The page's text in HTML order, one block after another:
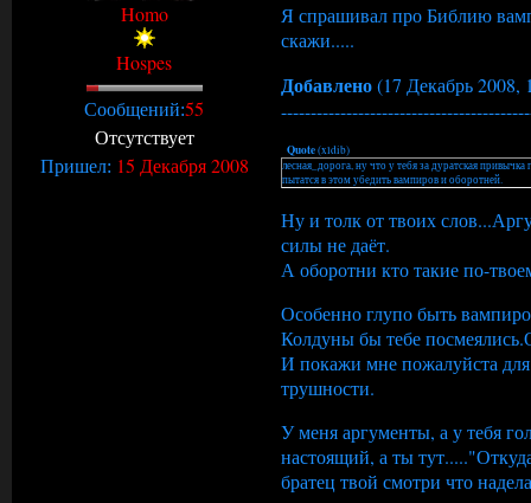
Homo
Hospes
Сообщений:55
Отсутствует
Пришел: 15 Декабря 2008
Я спрашивал про Библию
скажи.....
Добавлено(17 Декабрь 2008,
Quote(xldib)
лесная_дорога, ну что у тебя за дуратская
пытатся в этом убедить вампиров и оборотней.
Ну и толк от твоих
силы не даёт.
А оборотни кто такие по-
Особенно глупо быть
Колдуны бы тебе
И покажи мне пожалуйста
трушности.
У меня аргументы, а у тебя
настоящий, а ты
братец твой смотри что